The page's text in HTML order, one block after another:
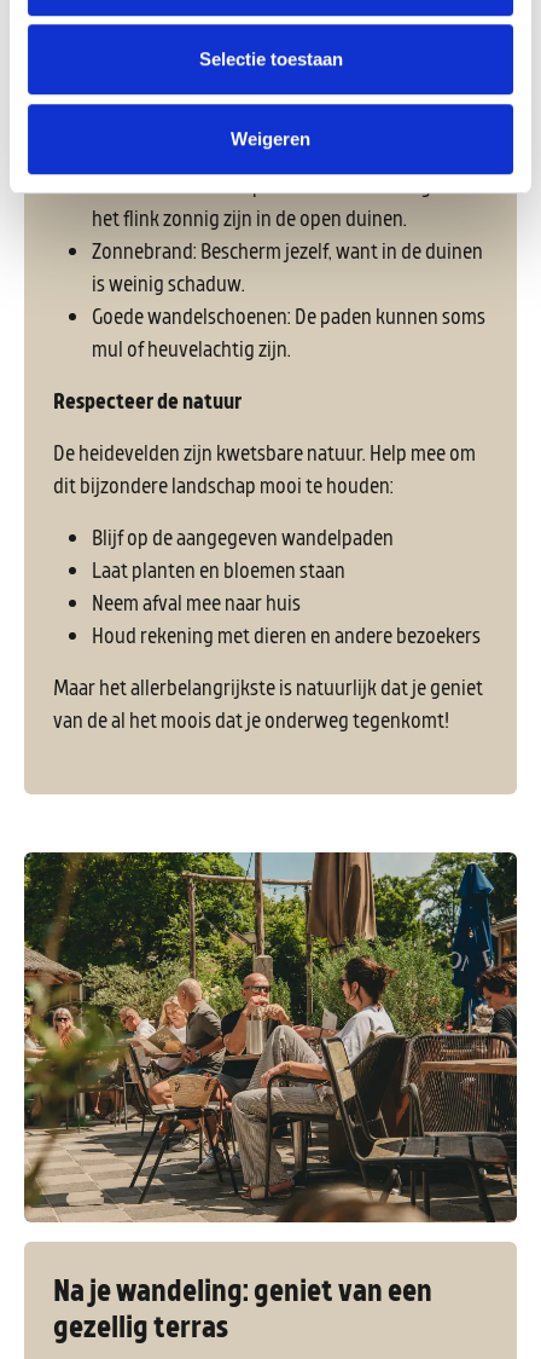
Selectie toestaan
Weigeren
optimaal kunt genieten van de Schoorlse Duinen.
weidse uitzichten zijn perfect voor mooie foto's.
Voldoende water: Op warme nazomerdagen kan
het flink zonnig zijn in de open duinen.
Zonnebrand: Bescherm jezelf, want in de duinen
is weinig schaduw.
Goede wandelschoenen: De paden kunnen soms
mul of heuvelachtig zijn.
Respecteer de natuur
De heidevelden zijn kwetsbare natuur. Help mee om
dit bijzondere landschap mooi te houden:
Blijf op de aangegeven wandelpaden
Laat planten en bloemen staan
Neem afval mee naar huis
Houd rekening met dieren en andere bezoekers
Maar het allerbelangrijkste is natuurlijk dat je geniet
van de al het moois dat je onderweg tegenkomt!
Na je wandeling: geniet van een
gezellig terras